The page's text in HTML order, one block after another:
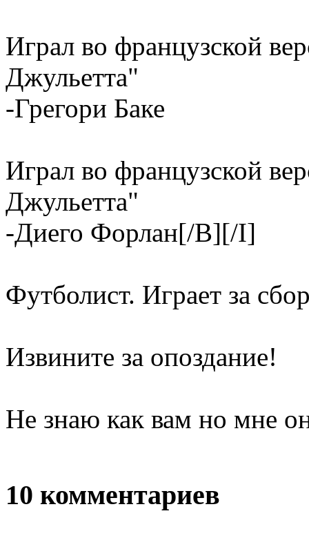
Играл во французской
Джульетта"
-Грегори Баке
Играл во французской
Джульетта"
-Диего Форлан[/B][/I]
Футболист. Играет за
Извините за опоздание!
Не знаю как вам но мне
10 комментариев